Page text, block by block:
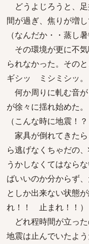
どうよじろうと、
間が過ぎ、焦りが増
（なんだか・・蒸し
その環境が更に不
られなかった。そのと
ギシッ ミシミシッ
何か周りに軋む音
が徐々に揺れ始めた。
（こんな時に地震
家具が倒れてきた
ら逃げなくちゃだの
うかしなくてはなら
ばいいのか分からず
としか出来ない状態
れ！！ 止まれ！！）
どれ程時間が立っ
地震は止んでいたよう